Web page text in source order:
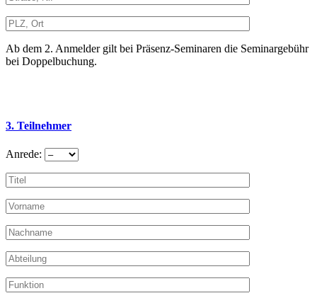
Ab dem 2. Anmelder gilt bei Präsenz-Seminaren die Seminargebühr
bei Doppelbuchung.
3. Teilnehmer
Anrede: